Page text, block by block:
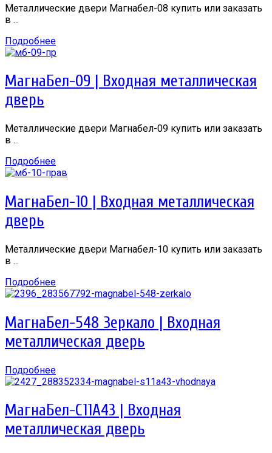
Металлические двери Магнабел-08 купить или заказать
в ...
Подробнее
МагнаБел-09 | Входная металлическая
дверь
Металлические двери Магнабел-09 купить или заказать
в ...
Подробнее
МагнаБел-10 | Входная металлическая
дверь
Металлические двери Магнабел-10 купить или заказать
в ...
Подробнее
МагнаБел-548 Зеркало | Входная
металлическая дверь
Подробнее
МагнаБел-С11А43 | Входная
металлическая дверь